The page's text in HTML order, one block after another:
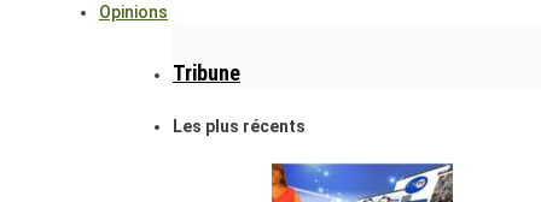
Opinions
Tribune
Les plus récents